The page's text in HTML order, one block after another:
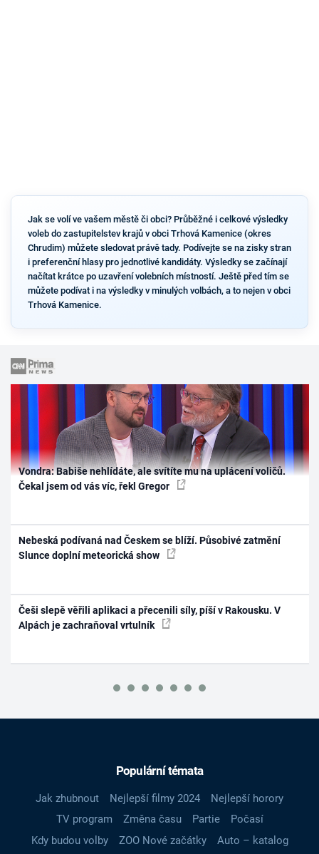
Jak se volí ve vašem městě či obci? Průběžné i celkové výsledky
voleb do zastupitelstev krajů v obci Trhová Kamenice (okres
Chrudim) můžete sledovat právě tady. Podívejte se na zisky stran
i preferenční hlasy pro jednotlivé kandidáty. Výsledky se začínají
načítat krátce po uzavření volebních místností. Ještě před tím se
můžete podívat i na výsledky v minulých volbách, a to nejen v obci
Trhová Kamenice.
Vondra: Babiše nehlídáte, ale svítíte mu na uplácení voličů.
Čekal jsem od vás víc, řekl Gregor
Nebeská podívaná nad Českem se blíží. Působivé zatmění
Slunce doplní meteorická show
Češi slepě věřili aplikaci a přecenili síly, píší v Rakousku. V
Alpách je zachraňoval vrtulník
Populární témata
Jak zhubnout Nejlepší filmy 2024
Nejlepší horory
TV program
Změna času Partie
Počasí
Kdy budou volby
ZOO Nové začátky
Auto – katalog